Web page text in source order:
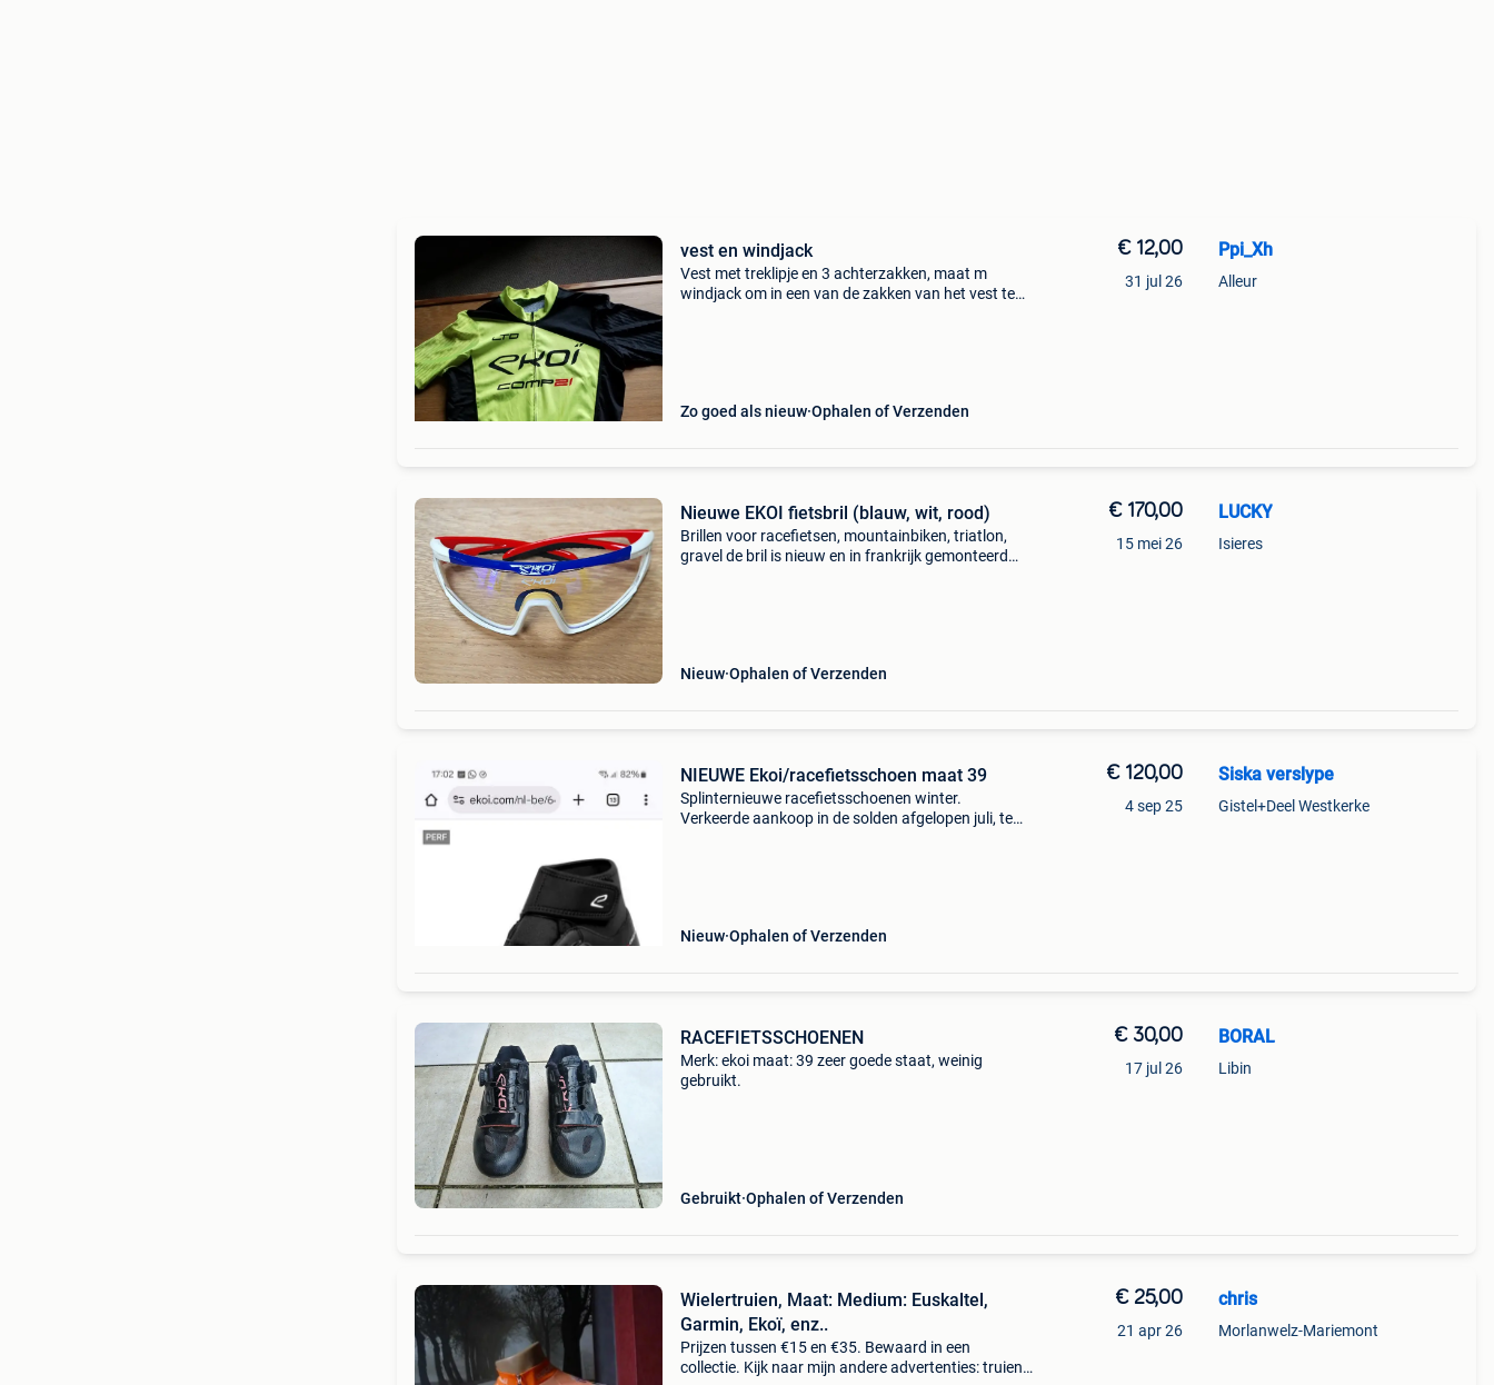
vest en windjack
Vest met treklipje en 3 achterzakken, maat m
windjack om in een van de zakken van het vest te
Zo goed als nieuw Ophalen of Verzenden
€ 12,00
31 jul 26
Ppi_Xh
Alleur
Nieuwe EKOI fietsbril (blauw, wit, rood)
Brillen voor racefietsen, mountainbiken, triatlon,
gravel de bril is nieuw en in frankrijk gemonteerd
Nieuw Ophalen of Verzenden
€ 170,00
15 mei 26
LUCKY
Isieres
NIEUWE Ekoi/racefietsschoen maat 39
Splinternieuwe racefietsschoenen winter.
Verkeerde aankoop in de solden afgelopen juli, te
Nieuw Ophalen of Verzenden
€ 120,00
4 sep 25
Siska verslype
Gistel+Deel Westkerke
RACEFIETSSCHOENEN
Merk: ekoi maat: 39 zeer goede staat, weinig
gebruikt.
Gebruikt Ophalen of Verzenden
€ 30,00
17 jul 26
BORAL
Libin
Wielertruien, Maat: Medium: Euskaltel,
Garmin, Ekoï, enz..
Prijzen tussen €15 en €35. Bewaard in een
collectie. Kijk naar mijn andere advertenties: truien
€ 25,00
21 apr 26
chris
Morlanwelz-Mariemont